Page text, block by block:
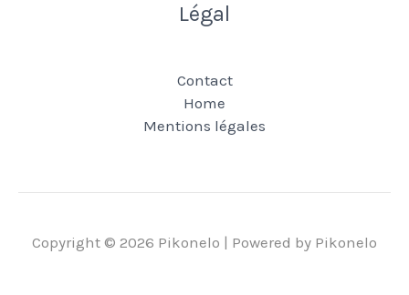
Légal
Contact
Home
Mentions légales
Copyright © 2026 Pikonelo | Powered by Pikonelo